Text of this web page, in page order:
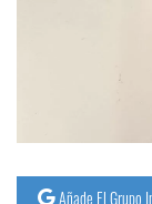
Añade El Grupo